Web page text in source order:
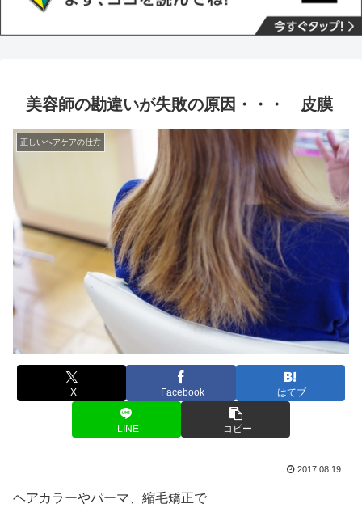
美容師の勘違いが失敗の原因・・・ 皮膜
正しいヘアケアの仕方
X Facebook はてブ
LINE コピー
2017.08.19
ヘアカラーやパーマ、縮毛矯正で